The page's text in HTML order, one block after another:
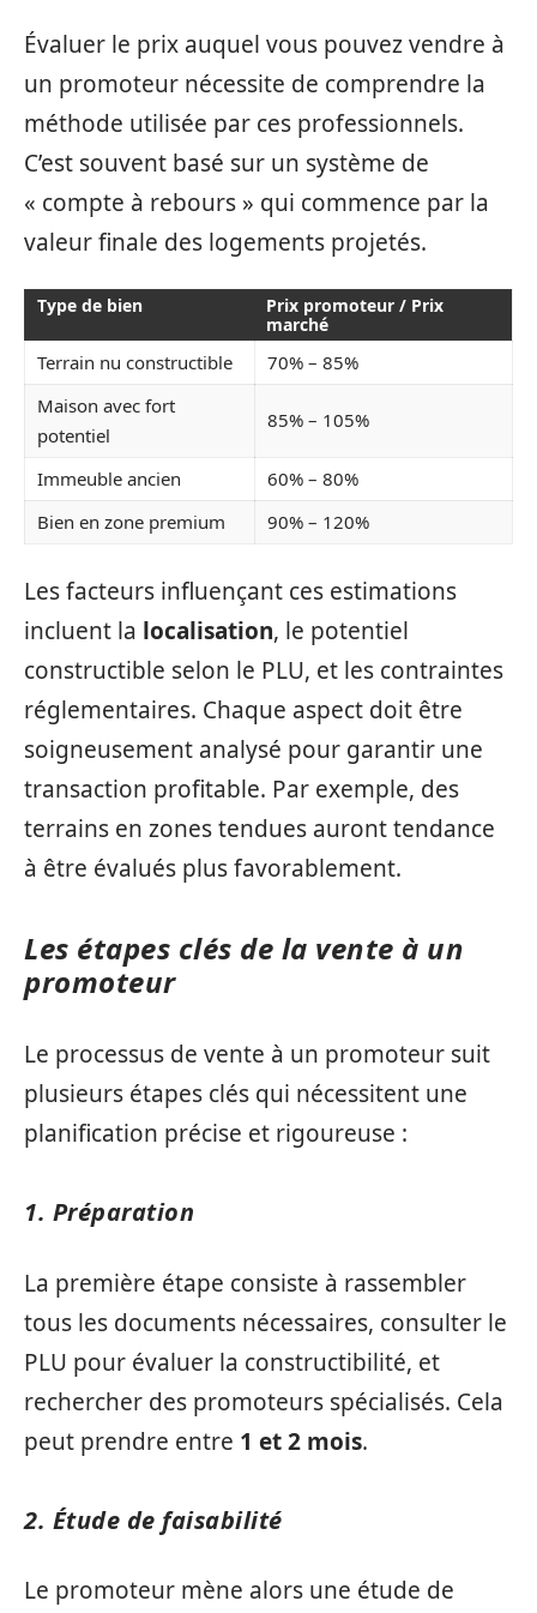
Évaluer le prix auquel vous pouvez vendre à
un promoteur nécessite de comprendre la
méthode utilisée par ces professionnels.
C’est souvent basé sur un système de
« compte à rebours » qui commence par la
valeur finale des logements projetés.
Type de bien
Prix promoteur / Prix
marché
Terrain nu constructible
70% – 85%
Maison avec fort
potentiel
85% – 105%
Immeuble ancien
60% – 80%
Bien en zone premium
90% – 120%
Les facteurs influençant ces estimations
incluent la localisation, le potentiel
constructible selon le PLU, et les contraintes
réglementaires. Chaque aspect doit être
soigneusement analysé pour garantir une
transaction profitable. Par exemple, des
terrains en zones tendues auront tendance
à être évalués plus favorablement.
Les étapes clés de la vente à un
promoteur
Le processus de vente à un promoteur suit
plusieurs étapes clés qui nécessitent une
planification précise et rigoureuse :
1. Préparation
La première étape consiste à rassembler
tous les documents nécessaires, consulter le
PLU pour évaluer la constructibilité, et
rechercher des promoteurs spécialisés. Cela
peut prendre entre 1 et 2 mois.
2. Étude de faisabilité
Le promoteur mène alors une étude de